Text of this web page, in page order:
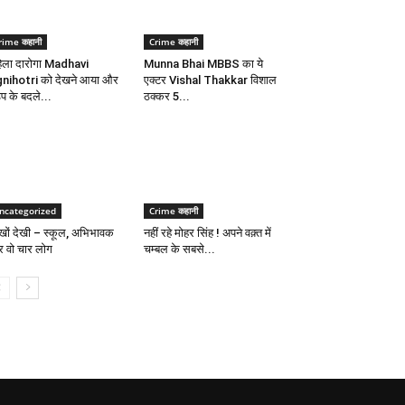
कहानी
दारोगा Madhavi
को देखने आया और
के बदले...
Crime कहानी
Munna Bhai MBBS का ये
एक्टर Vishal Thakkar विशाल
ठक्कर 5...
देखी – स्कूल, अभिभावक
चार लोग
Crime कहानी
नहीं रहे मोहर सिंह ! अपने वक़्त में
चम्बल के सबसे...